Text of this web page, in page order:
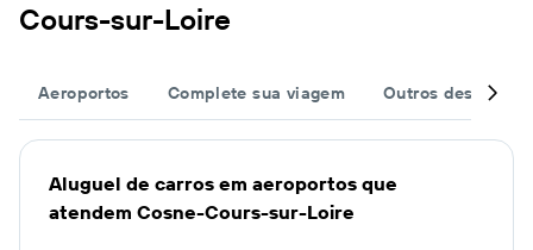
Cours-sur-Loire
Aeroportos Complete sua viagem Outros destinos
Aluguel de carros em aeroportos que
atendem Cosne-Cours-sur-Loire